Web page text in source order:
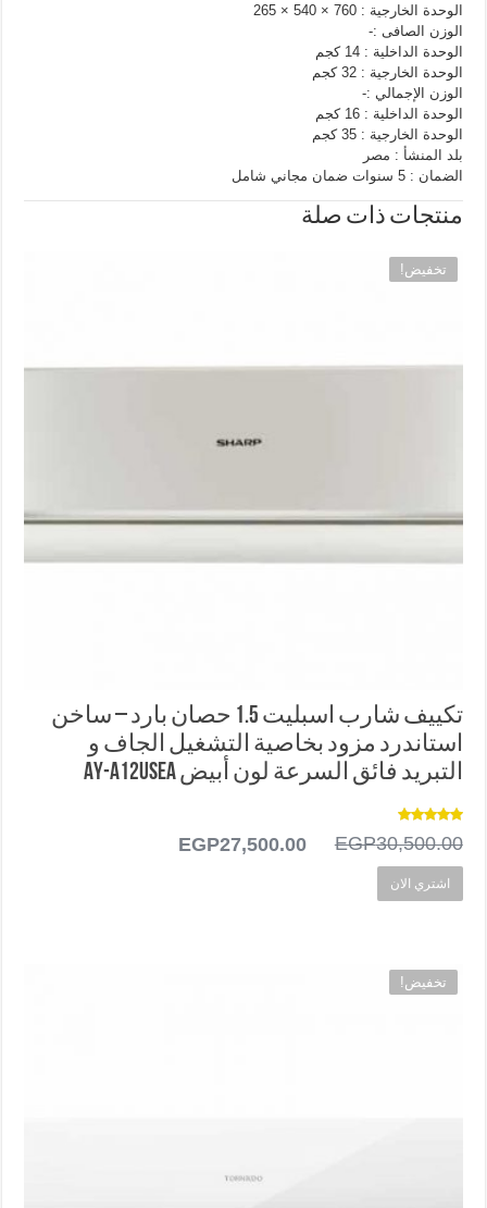
الوحدة الخارجية : 760 × 540 × 265
الوزن الصافى :-
الوحدة الداخلية : 14 كجم
الوحدة الخارجية : 32 كجم
الوزن الإجمالي :-
الوحدة الداخلية : 16 كجم
الوحدة الخارجية : 35 كجم
بلد المنشأ : مصر
الضمان : 5 سنوات ضمان مجاني شامل
منتجات ذات صلة
تخفيض!
تكييف شارب اسبليت 1.5 حصان بارد – ساخن
استاندرد مزود بخاصية التشغيل الجاف و
التبريد فائق السرعة لون أبيض AY-A12USEA
تم التقييم
5.00من 5 EGP30,500.00
السعر
EGP27,500.00
اشتري الان
تخفيض!